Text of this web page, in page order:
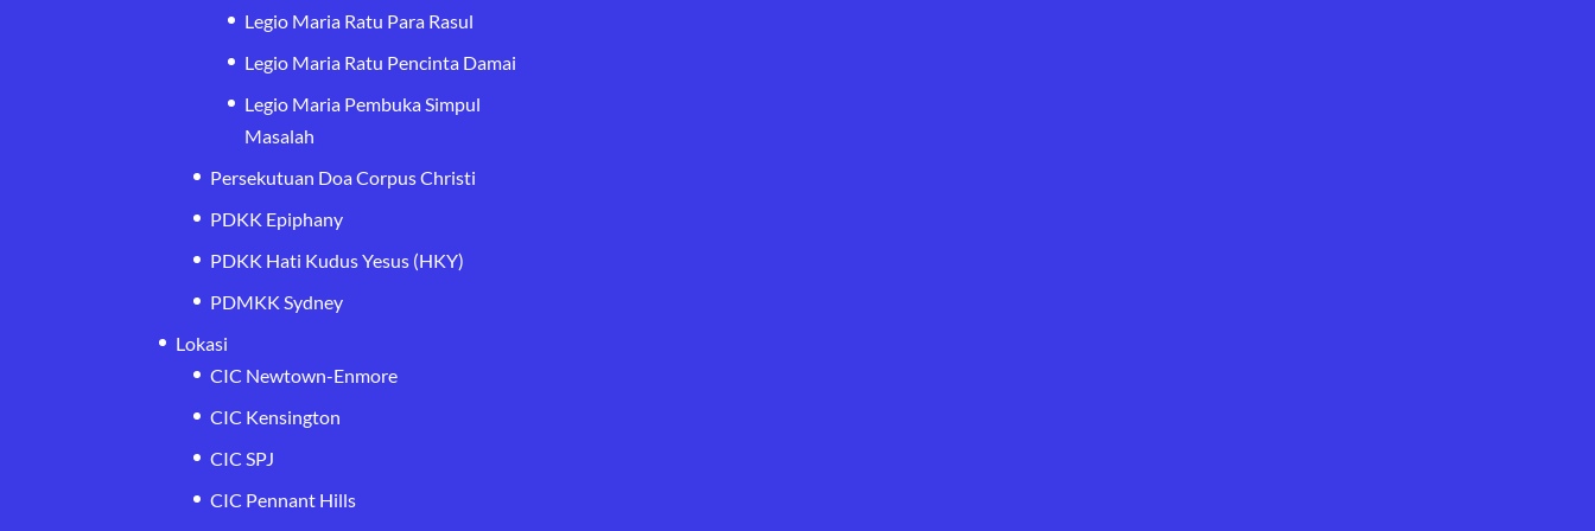
Legio Maria Ratu Para Rasul
Legio Maria Ratu Pencinta Damai
Legio Maria Pembuka Simpul
Masalah
Persekutuan Doa Corpus Christi
PDKK Epiphany
PDKK Hati Kudus Yesus (HKY)
PDMKK Sydney
Lokasi
CIC Newtown-Enmore
CIC Kensington
CIC SPJ
CIC Pennant Hills